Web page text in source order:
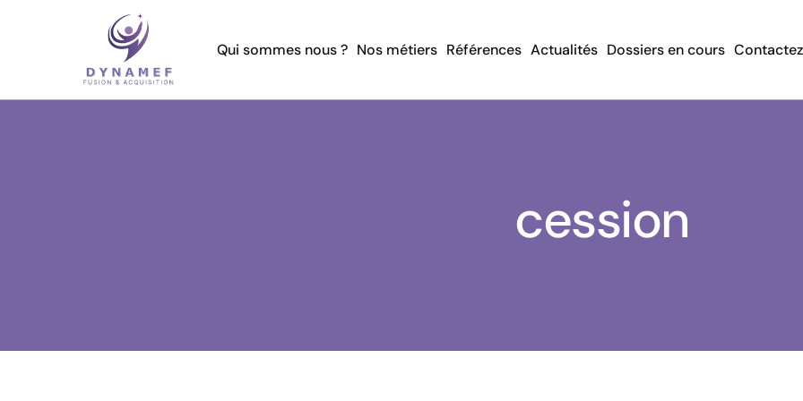
Qui sommes nous ? Nos métiers Références Actualités Dossiers en cours
cession